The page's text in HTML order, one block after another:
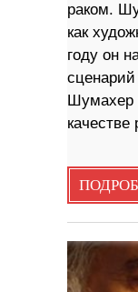
раком.
как
году он
Шумахер
качестве